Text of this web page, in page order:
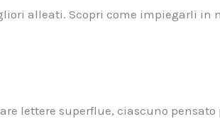
alleati. Scopri come impiegarli in
lettere superflue, ciascuno